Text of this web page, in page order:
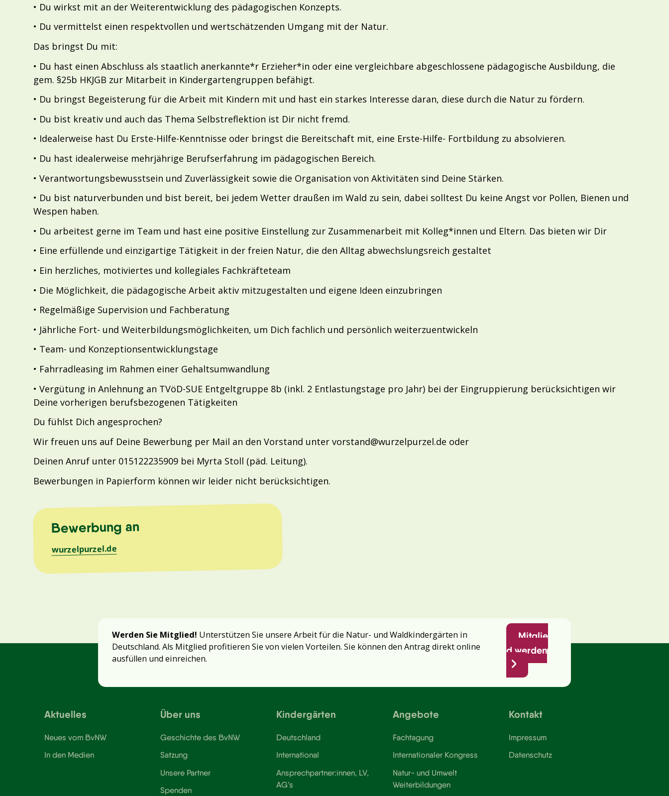
• Du wirkst mit an der Weiterentwicklung des pädagogischen Konzepts.
• Du vermittelst einen respektvollen und wertschätzenden Umgang mit der Natur.
Das bringst Du mit:
• Du hast einen Abschluss als staatlich anerkannte*r Erzieher*in oder eine vergleichbare abgeschlossene pädagogische Ausbildung, die
gem. §25b HKJGB zur Mitarbeit in Kindergartengruppen befähigt.
• Du bringst Begeisterung für die Arbeit mit Kindern mit und hast ein starkes Interesse daran, diese durch die Natur zu fördern.
• Du bist kreativ und auch das Thema Selbstreflektion ist Dir nicht fremd.
• Idealerweise hast Du Erste-Hilfe-Kenntnisse oder bringst die Bereitschaft mit, eine Erste-Hilfe- Fortbildung zu absolvieren.
• Du hast idealerweise mehrjährige Berufserfahrung im pädagogischen Bereich.
• Verantwortungsbewusstsein und Zuverlässigkeit sowie die Organisation von Aktivitäten sind Deine Stärken.
• Du bist naturverbunden und bist bereit, bei jedem Wetter draußen im Wald zu sein, dabei solltest Du keine Angst vor Pollen, Bienen und
Wespen haben.
• Du arbeitest gerne im Team und hast eine positive Einstellung zur Zusammenarbeit mit Kolleg*innen und Eltern. Das bieten wir Dir
• Eine erfüllende und einzigartige Tätigkeit in der freien Natur, die den Alltag abwechslungsreich gestaltet
• Ein herzliches, motiviertes und kollegiales Fachkräfteteam
• Die Möglichkeit, die pädagogische Arbeit aktiv mitzugestalten und eigene Ideen einzubringen
• Regelmäßige Supervision und Fachberatung
• Jährliche Fort- und Weiterbildungsmöglichkeiten, um Dich fachlich und persönlich weiterzuentwickeln
• Team- und Konzeptionsentwicklungstage
• Fahrradleasing im Rahmen einer Gehaltsumwandlung
• Vergütung in Anlehnung an TVöD-SUE Entgeltgruppe 8b (inkl. 2 Entlastungstage pro Jahr) bei der Eingruppierung berücksichtigen wir
Deine vorherigen berufsbezogenen Tätigkeiten
Du fühlst Dich angesprochen?
Wir freuen uns auf Deine Bewerbung per Mail an den Vorstand unter vorstand@wurzelpurzel.de oder
Deinen Anruf unter 015122235909 bei Myrta Stoll (päd. Leitung).
Bewerbungen in Papierform können wir leider nicht berücksichtigen.
Bewerbung an
wurzelpurzel.de
Werden Sie Mitglied! Unterstützen Sie unsere Arbeit für die Natur- und Waldkindergärten in
Deutschland. Als Mitglied profitieren Sie von vielen Vorteilen. Sie können den Antrag direkt online
ausfüllen und einreichen.
Mitglie
d werden
Aktuelles
Neues vom BvNW
In den Medien
Über uns
Geschichte des BvNW
Satzung
Unsere Partner
Spenden
Kindergärten
Deutschland
International
Ansprechpartner:innen, LV,
AG’s
Angebote
Fachtagung
Internationaler Kongress
Natur- und Umwelt
Weiterbildungen
Kontakt
Impressum
Datenschutz